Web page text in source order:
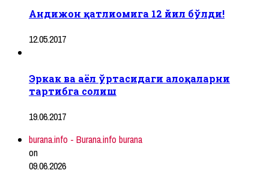
Андижон қатлиомига 12 йил бўлди!
12.05.2017
Эркак ва аёл ўртасидаги алоқаларни
тартибга солиш
19.06.2017
burana.info - Burana.info burana
on
09.06.2026